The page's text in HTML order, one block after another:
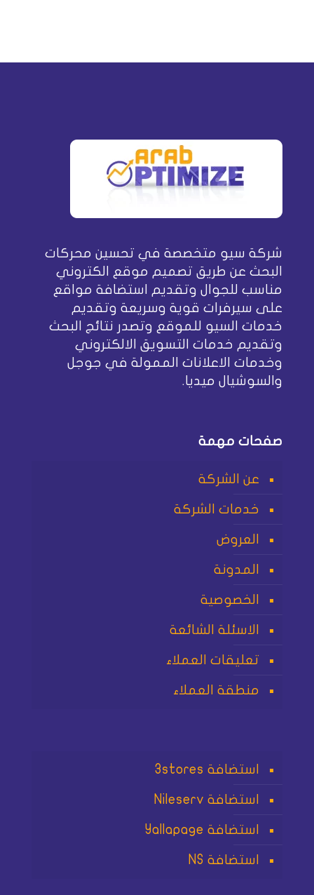
شركة سيو متخصصة في تحسين محركات
البحث عن طريق تصميم موقع الكتروني
مناسب للجوال وتقديم استضافة مواقع
على سيرفرات قوية وسريعة وتقديم
خدمات السيو للموقع وتصدر نتائج البحث
وتقديم خدمات التسويق الالكتروني
وخدمات الاعلانات الممولة في جوجل
والسوشيال ميديا.
صفحات مهمة
عن الشركة
خدمات الشركة
العروض
المدونة
الخصوصية
الاسئلة الشائعة
تعليقات العملاء
منطقة العملاء
استضافة 3stores
استضافة Nileserv
استضافة Yallapage
استضافة NS